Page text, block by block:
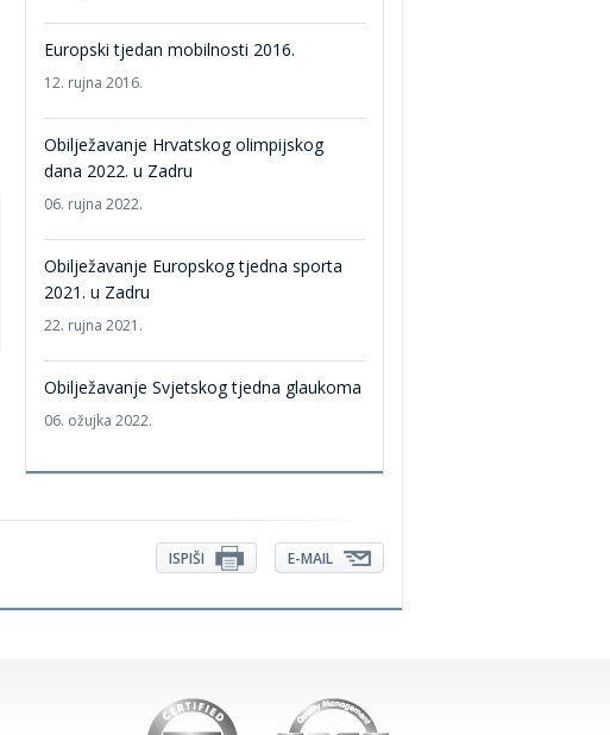
Europski tjedan mobilnosti 2016.
12. rujna 2016.
Obilježavanje Hrvatskog olimpijskog
dana 2022. u Zadru
06. rujna 2022.
Obilježavanje Europskog tjedna sporta
2021. u Zadru
22. rujna 2021.
Obilježavanje Svjetskog tjedna glaukoma
06. ožujka 2022.
E-MAIL
ISPIŠI